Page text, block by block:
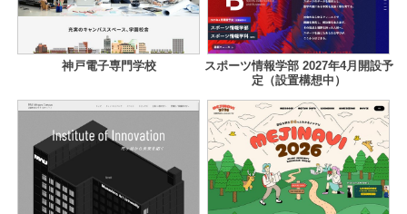
神戸電子専門学校
スポーツ情報学部 2027年4月開設予
定（設置構想中）